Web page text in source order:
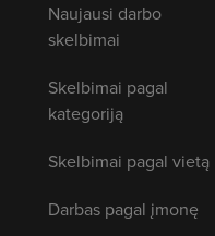
Naujausi darbo
skelbimai
Skelbimai pagal
kategoriją
Skelbimai pagal vietą
Darbas pagal įmonę